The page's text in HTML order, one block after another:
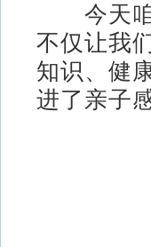
今天咱
不仅让我
知识、健
进了亲子